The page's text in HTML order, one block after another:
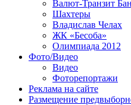
Валют-Транзит
Шахтеры
Владислав Челах
ЖК «Бесоба»
Олимпиада 2012
Фото/Видео
Видео
Фоторепортажи
Реклама на сайте
Размещение